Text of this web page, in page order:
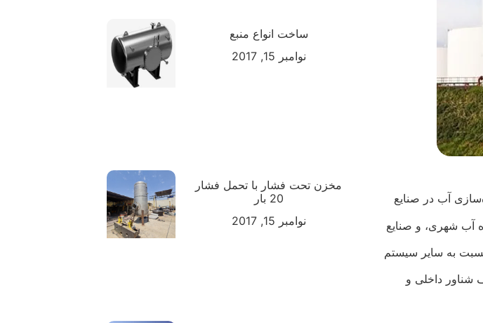
آب در صنایع
آب شهری، و صنایع
نسبت به سایر سیستم‌
شناور داخلی و
ساخت انواع منبع
نوامبر 15, 2017
مخزن تحت فشار با تحمل فشار
20 بار
نوامبر 15, 2017